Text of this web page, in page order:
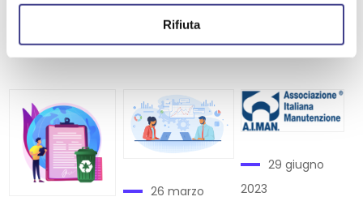
Rifiuta
Tracciabilità
dei Rifiuti
lavoro
26 marzo
29 giugno
2023